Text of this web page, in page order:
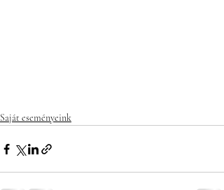
Saját eseményeink